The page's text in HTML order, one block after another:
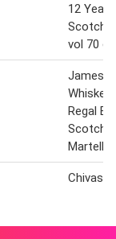
12
Scotch
vol 70 cl
Regal
Scotch
Martell
Chivas